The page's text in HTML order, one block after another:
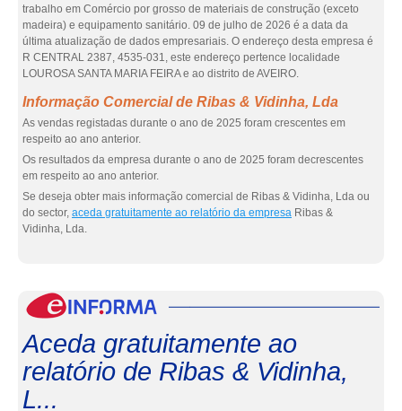
trabalho em Comércio por grosso de materiais de construção (exceto
madeira) e equipamento sanitário. 09 de julho de 2026 é a data da
última atualização de dados empresariais. O endereço desta empresa é
R CENTRAL 2387, 4535-031, este endereço pertence localidade
LOUROSA SANTA MARIA FEIRA e ao distrito de AVEIRO.
Informação Comercial de Ribas & Vidinha, Lda
As vendas registadas durante o ano de 2025 foram crescentes em
respeito ao ano anterior.
Os resultados da empresa durante o ano de 2025 foram decrescentes
em respeito ao ano anterior.
Se deseja obter mais informação comercial de Ribas & Vidinha, Lda ou
do sector, aceda gratuitamente ao relatório da empresa Ribas &
Vidinha, Lda.
Aceda gratuitamente ao
relatório de Ribas & Vidinha,
L...